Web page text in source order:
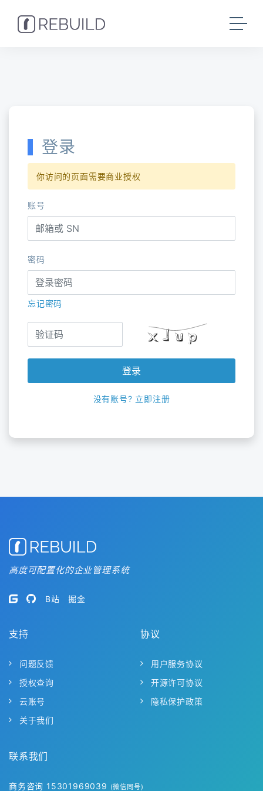
登录
你访问的页面需要商业授权
账号
密码
忘记密码
登录
没有账号? 立即注册
高度可配置化的企业管理系统
B站 掘金
支持
问题反馈
授权查询
云账号
关于我们
协议
用户服务协议
开源许可协议
隐私保护政策
联系我们
商务咨询 15301969039 (微信同号)